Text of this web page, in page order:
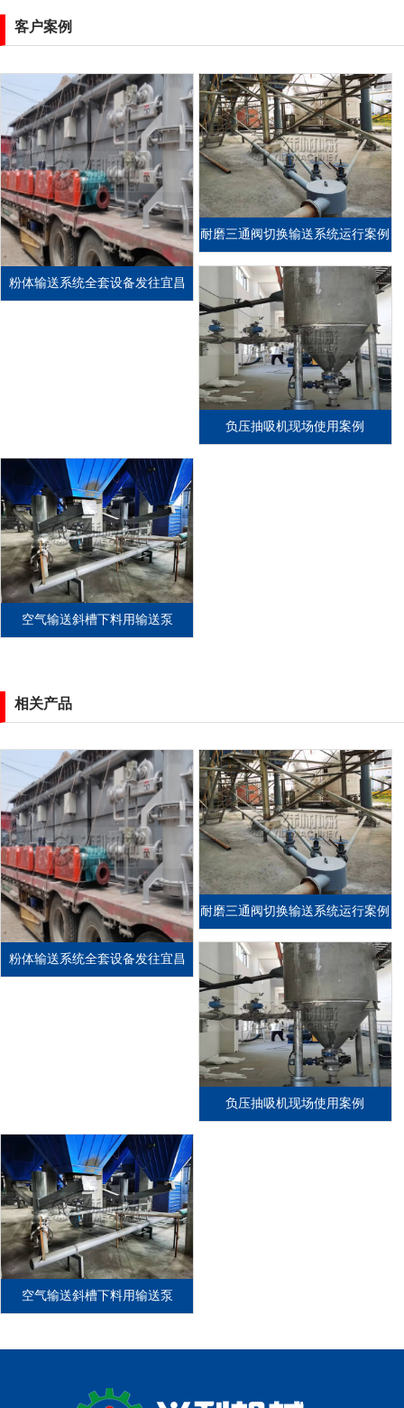
客户案例
粉体输送系统全套设备发往宜昌
耐磨三通阀切换输送系统运行案例
负压抽吸机现场使用案例
空气输送斜槽下料用输送泵
相关产品
粉体输送系统全套设备发往宜昌
耐磨三通阀切换输送系统运行案例
负压抽吸机现场使用案例
空气输送斜槽下料用输送泵